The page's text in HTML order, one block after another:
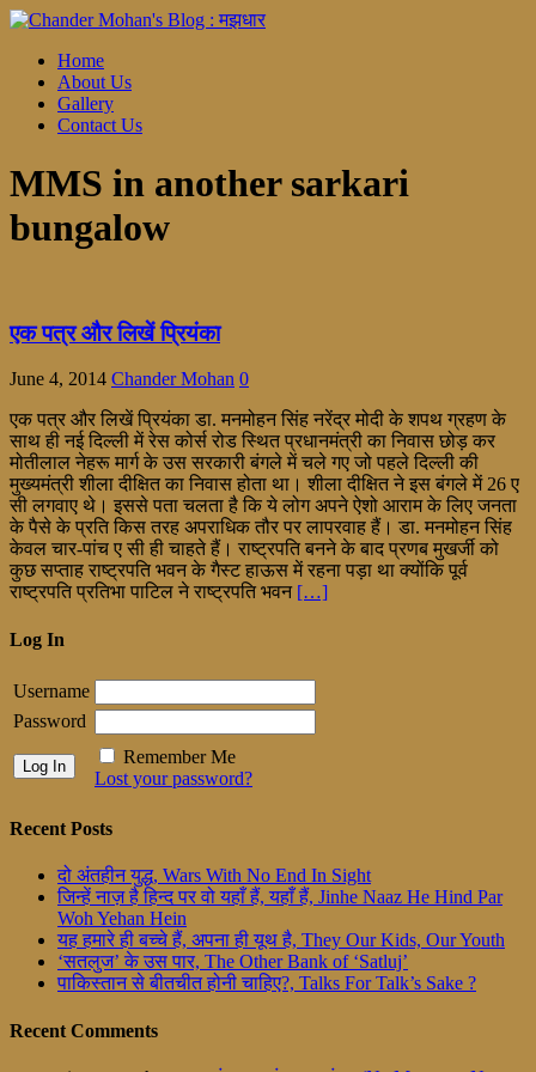
Home
About Us
Gallery
Contact Us
MMS in another sarkari
bungalow
एक पत्र और लिखें प्रियंका
June 4, 2014 Chander Mohan 0
एक पत्र और लिखें प्रियंका डा. मनमोहन सिंह नरेंद्र मोदी के शपथ ग्रहण के
साथ ही नई दिल्ली में रेस कोर्स रोड स्थित प्रधानमंत्री का निवास छोड़ कर
मोतीलाल नेहरू मार्ग के उस सरकारी बंगले में चले गए जो पहले दिल्ली की
मुख्यमंत्री शीला दीक्षित का निवास होता था। शीला दीक्षित ने इस बंगले में 26 ए
सी लगवाए थे। इससे पता चलता है कि ये लोग अपने ऐशो आराम के लिए जनता
के पैसे के प्रति किस तरह अपराधिक तौर पर लापरवाह हैं। डा. मनमोहन सिंह
केवल चार-पांच ए सी ही चाहते हैं। राष्ट्रपति बनने के बाद प्रणब मुखर्जी को
कुछ सप्ताह राष्ट्रपति भवन के गैस्ट हाऊस में रहना पड़ा था क्योंकि पूर्व
राष्ट्रपति प्रतिभा पाटिल ने राष्ट्रपति भवन […]
Log In
Username
Password
Remember Me
Lost your password?
Recent Posts
दो अंतहीन युद्ध, Wars With No End In Sight
जिन्हें नाज़ है हिन्द पर वो यहाँ हैं, यहाँ हैं, Jinhe Naaz He Hind Par
Woh Yehan Hein
यह हमारे ही बच्चे हैं, अपना ही यूथ है, They Our Kids, Our Youth
‘सतलुज’ के उस पार, The Other Bank of ‘Satluj’
पाकिस्तान से बीतचीत होनी चाहिए?, Talks For Talk’s Sake ?
Recent Comments